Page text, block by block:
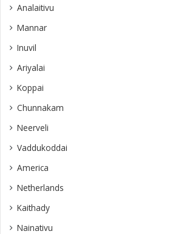
Analaitivu
Mannar
Inuvil
Ariyalai
Koppai
Chunnakam
Neerveli
Vaddukoddai
America
Netherlands
Kaithady
Nainativu